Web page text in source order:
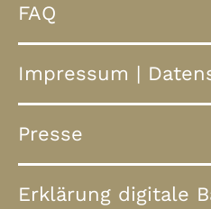
FAQ
Impressum |
Presse
Erklärung digitale